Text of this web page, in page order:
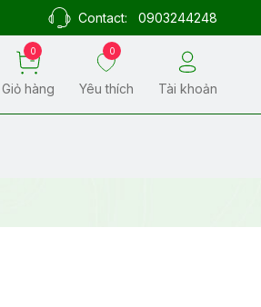
Contact: 0903244248
0
Giỏ hàng
0
Yêu thích Tài khoản